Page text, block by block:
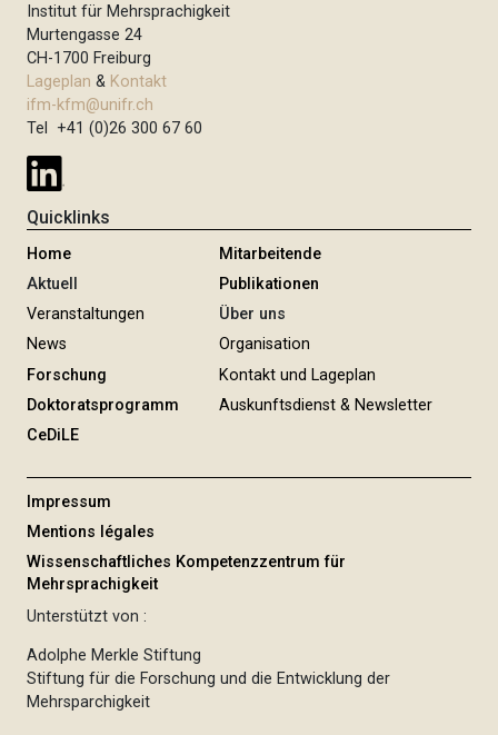
Institut für Mehrsprachigkeit
Murtengasse 24
CH-1700 Freiburg
Lageplan & Kontakt
ifm-kfm@unifr.ch
Tel +41 (0)26 300 67 60
Quicklinks
Home
Aktuell
Veranstaltungen
News
Forschung
Doktoratsprogramm
CeDiLE
Mitarbeitende
Publikationen
Über uns
Organisation
Kontakt und Lageplan
Auskunftsdienst & Newsletter
Impressum
Mentions légales
Wissenschaftliches Kompetenzzentrum für
Mehrsprachigkeit
Unterstützt von :
Adolphe Merkle Stiftung
Stiftung für die Forschung und die Entwicklung der
Mehrsparchigkeit